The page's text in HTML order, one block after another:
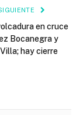
en cruce
Bocanegra y
hay cierre